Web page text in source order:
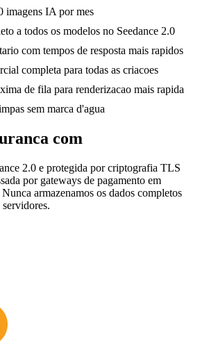
imagens IA por mes
a todos os modelos no Seedance 2.0
com tempos de resposta mais rapidos
completa para todas as criacoes
de fila para renderizacao mais rapida
sem marca d'agua
com
2.0 e protegida por criptografia TLS
por gateways de pagamento em
armazenamos os dados completos
servidores.